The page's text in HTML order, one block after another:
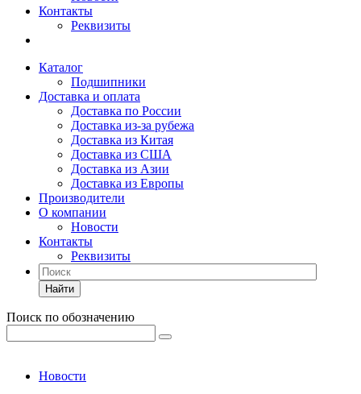
Контакты
Реквизиты
Каталог
Подшипники
Доставка и оплата
Доставка по России
Доставка из-за рубежа
Доставка из Китая
Доставка из США
Доставка из Азии
Доставка из Европы
Производители
О компании
Новости
Контакты
Реквизиты
Найти
Поиск по обозначению
Новости